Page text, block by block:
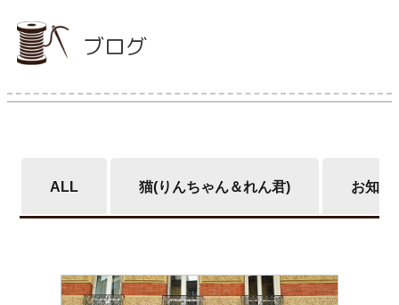
新規会員登録
ブログ
ALL 猫(りんちゃん＆れん君) お知ら